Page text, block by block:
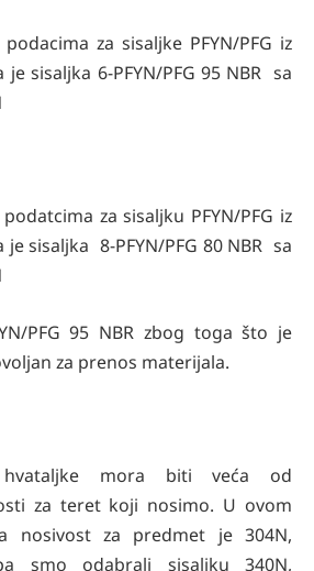
za sisaljke PFYN/PFG iz
sisaljka 6-PFYN/PFG 95 NBR sa
za sisaljku PFYN/PFG iz
sisaljka 8-PFYN/PFG 80 NBR sa
PFG 95 NBR zbog toga što je
za prenos materijala.
hvataljke mora biti veća od
za teret koji nosimo. U ovom
nosivost za predmet je 304N,
smo odabrali sisaljku 340N,